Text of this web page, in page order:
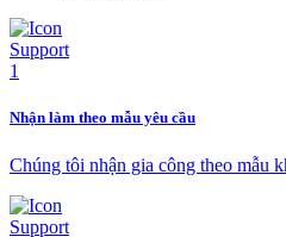
Nhận làm theo mẫu yêu cầu
Chúng tôi nhận gia công theo mẫu